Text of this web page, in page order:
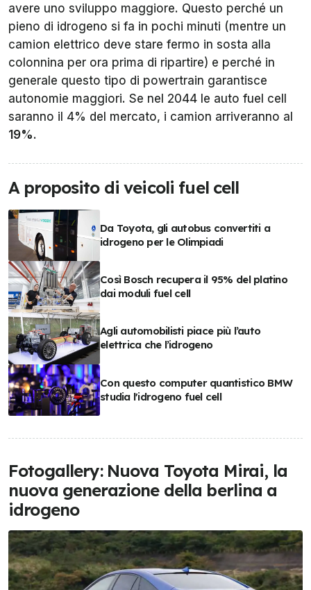
avere uno sviluppo maggiore. Questo perché un
pieno di idrogeno si fa in pochi minuti (mentre un
camion elettrico deve stare fermo in sosta alla
colonnina per ora prima di ripartire) e perché in
generale questo tipo di powertrain garantisce
autonomie maggiori. Se nel 2044 le auto fuel cell
saranno il 4% del mercato, i camion arriveranno al
19%.
A proposito di veicoli fuel cell
Da Toyota, gli autobus convertiti a
idrogeno per le Olimpiadi
Così Bosch recupera il 95% del platino
dai moduli fuel cell
Agli automobilisti piace più l’auto
elettrica che l’idrogeno
Con questo computer quantistico BMW
studia l'idrogeno fuel cell
Fotogallery: Nuova Toyota Mirai, la
nuova generazione della berlina a
idrogeno